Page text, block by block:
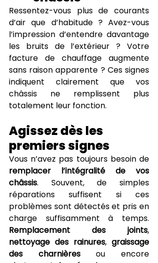
Ressentez-vous plus de courants
d’air que d’habitude ? Avez-vous
l’impression d’entendre davantage
les bruits de l’extérieur ? Votre
facture de chauffage augmente
sans raison apparente ? Ces signes
indiquent clairement que vos
châssis ne remplissent plus
totalement leur fonction.
Agissez dès les
premiers signes
remplacer l’intégralité de vos
châssis. Souvent, de simples
réparations suffisent si ces
problèmes sont détectés et pris en
Remplacement des joints
nettoyage des rainures, graissage
des charnières